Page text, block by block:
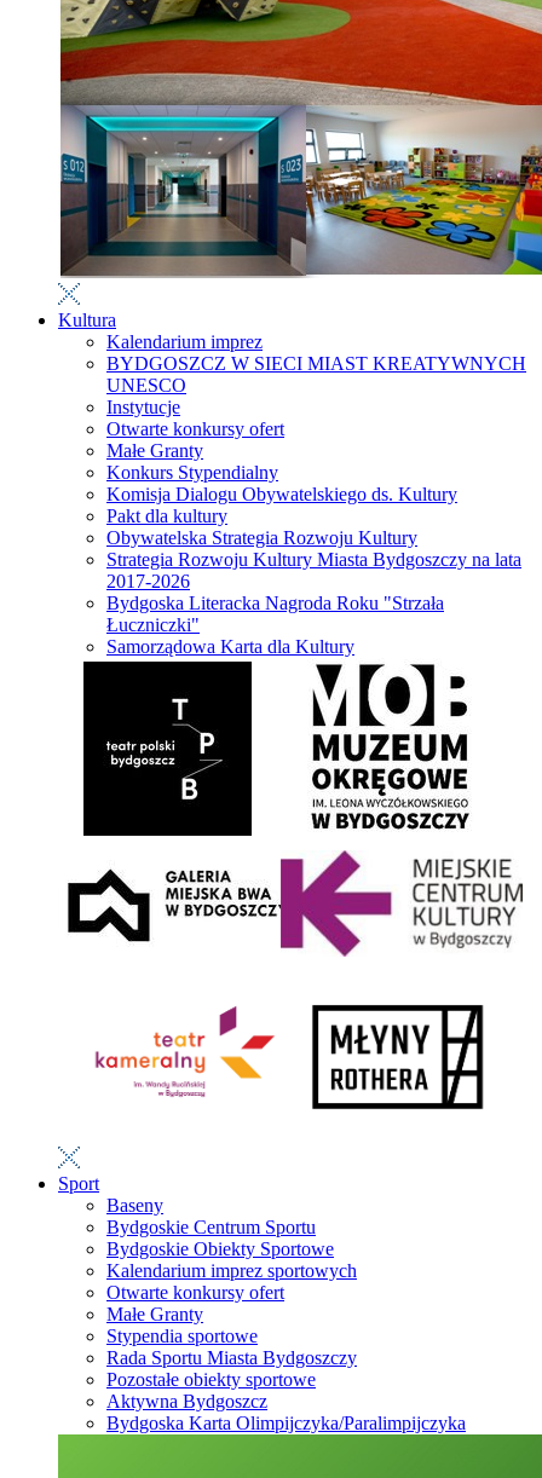
Kultura
Kalendarium imprez
BYDGOSZCZ W SIECI MIAST KREATYWNYCH
UNESCO
Instytucje
Otwarte konkursy ofert
Małe Granty
Konkurs Stypendialny
Komisja Dialogu Obywatelskiego ds. Kultury
Pakt dla kultury
Obywatelska Strategia Rozwoju Kultury
Strategia Rozwoju Kultury Miasta Bydgoszczy na lata
2017-2026
Bydgoska Literacka Nagroda Roku "Strzała
Łuczniczki"
Samorządowa Karta dla Kultury
Sport
Baseny
Bydgoskie Centrum Sportu
Bydgoskie Obiekty Sportowe
Kalendarium imprez sportowych
Otwarte konkursy ofert
Małe Granty
Stypendia sportowe
Rada Sportu Miasta Bydgoszczy
Pozostałe obiekty sportowe
Aktywna Bydgoszcz
Bydgoska Karta Olimpijczyka/Paralimpijczyka